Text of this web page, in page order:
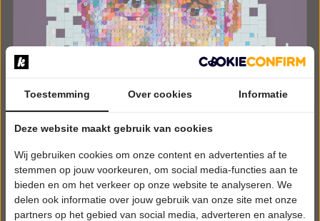
ZATERDAG 10 OKTOBER 2026 • 20:30 UUR
Wouter Monden
Met Blokjes
Ons Tejater
Lieshout
CABARET
Toestemming Over cookies Informatie
Deze website maakt gebruik van cookies
Wij gebruiken cookies om onze content en advertenties af te
stemmen op jouw voorkeuren, om social media-functies aan te
bieden en om het verkeer op onze website te analyseren. We
delen ook informatie over jouw gebruik van onze site met onze
partners op het gebied van social media, adverteren en analyse.